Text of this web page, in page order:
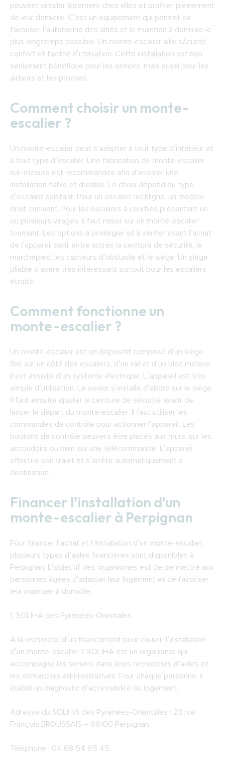
peuvent circuler librement chez elles et profiter pleinement
de leur domicile. C’est un équipement qui permet de
favoriser l’autonomie des aînés et le maintien à domicile le
plus longtemps possible. Un monte-escalier allie sécurité,
confort et facilité d’utilisation. Cette installation est non
seulement bénéfique pour les seniors, mais aussi pour les
aidants et les proches.
Comment choisir un monte-
escalier ?
Un monte-escalier peut s’adapter à tout type d’intérieur et
à tout type d’escalier. Une fabrication de monte-escalier
sur-mesure est recommandée afin d’assurer une
installation fiable et durable. Le choix dépend du type
d’escalier existant. Pour un escalier rectiligne, un modèle
droit convient. Pour les escaliers à courbes présentant un
ou plusieurs virages, il faut miser sur un monte-escalier
tournant. Les options à privilégier et à vérifier avant l’achat
de l’appareil sont entre autres la ceinture de sécurité, le
marchepied, les capteurs d’obstacle et le siège. Un siège
pliable s’avère très intéressant surtout pour les escaliers
étroits.
Comment fonctionne un
monte-escalier ?
Un monte-escalier est un dispositif composé d’un siège
fixé sur un côté des escaliers, d’un rail et d’un bloc moteur.
Il est assisté d’un système électrique. L’appareil est très
simple d’utilisation. Le senior s’installe d’abord sur le siège.
Il faut ensuite ajuster la ceinture de sécurité avant de
lancer le départ du monte-escalier. Il faut utiliser les
commandes de contrôle pour actionner l’appareil. Les
boutons de contrôle peuvent être placés aux murs, sur les
accoudoirs ou bien sur une télécommande. L’appareil
effectue son trajet et s’arrête automatiquement à
destination.
Financer l’installation d’un
monte-escalier à Perpignan
Pour financer l’achat et l’installation d’un monte-escalier,
plusieurs types d’aides financières sont disponibles à
Perpignan. L’objectif des organismes est de permettre aux
personnes âgées d’adapter leur logement et de favoriser
leur maintien à domicile.
1. SOLIHA des Pyrénées-Orientales
A la recherche d’un financement pour couvrir l’installation
d’un monte-escalier ? SOLIHA est un organisme qui
accompagne les seniors dans leurs recherches d’aides et
les démarches administratives. Pour chaque personne, il
établit un diagnostic d’accessibilité du logement.
Adresse du SOLIHA des Pyrénées-Orientales : 23 rue
François BROUSSAIS – 66100 Perpignan
Téléphone : 04 68 54 65 45